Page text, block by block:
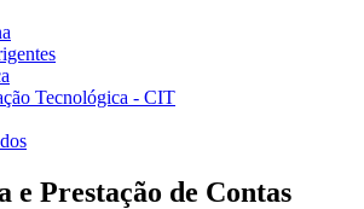
Tecnológica - CIT
e Prestação de Contas